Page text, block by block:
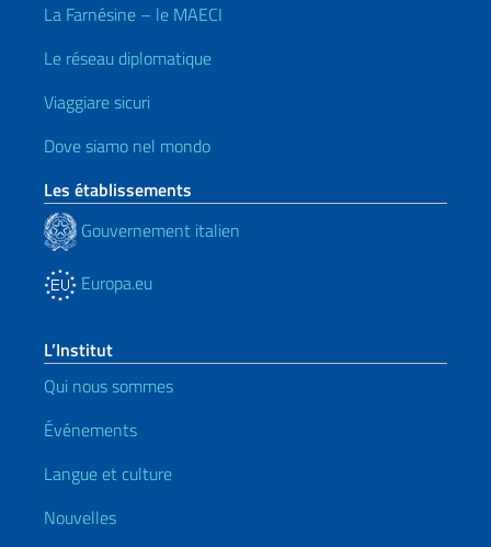
La Farnésine – le MAECI
Le réseau diplomatique
Viaggiare sicuri
Dove siamo nel mondo
Les établissements
Gouvernement italien
Europa.eu
L’Institut
Qui nous sommes
Événements
Langue et culture
Nouvelles